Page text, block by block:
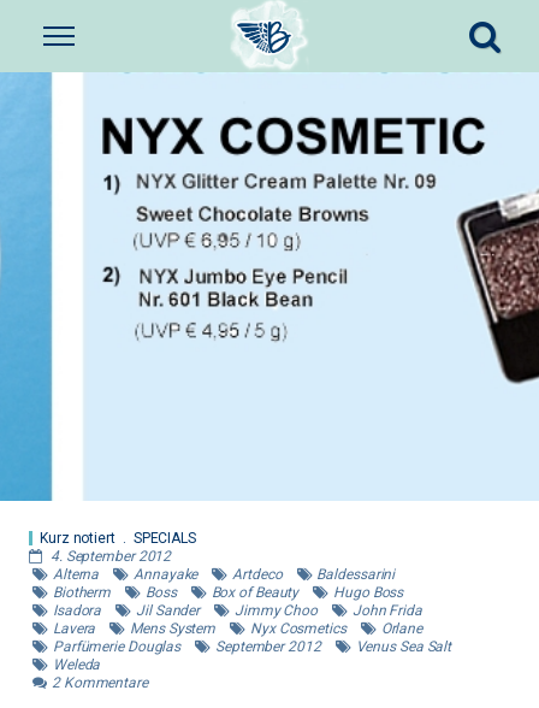
Kurz notiert
SPECIALS
4. September 2012
Alterna
Annayake Artdeco
Baldessarini
Biotherm
Boss Box of Beauty
Hugo Boss
Isadora
Jil Sander Jimmy Choo
John Frida
Lavera
Mens System Nyx Cosmetics
Orlane
Parfümerie Douglas
September 2012
Venus Sea Salt
Weleda
2 Kommentare